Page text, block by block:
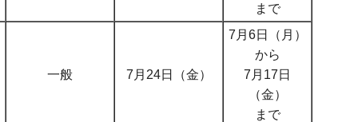
まで
一般 7月24日（金）
7月6日（月）
から
7月17日
（金）
まで